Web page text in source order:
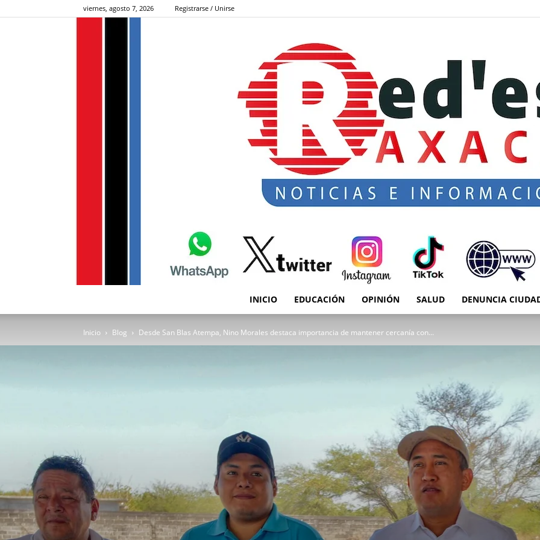
viernes, agosto 7, 2026 Registrarse / Unirse
Oaxaca
INICIO EDUCACIÓN OPINIÓN SALUD DENUNCIA
Inicio Blog Desde San Blas Atempa, Nino Morales destaca importancia de mantener cercanía con...